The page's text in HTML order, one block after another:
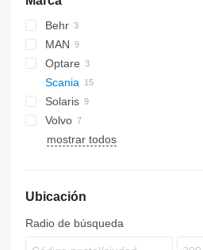
Behr
MAN
A-series
Lion's series
Optare
Scania
Solaris
Alpino
Urbino
Volvo
B-series
mostrar todos
Ubicación
Radio de búsqueda